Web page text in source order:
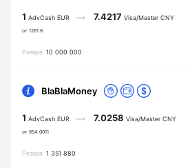
1 AdvCash EUR
от 1261.8
7.4217 Visa/Master CNY
Резерв 10 000 000
BlaBlaMoney
1 AdvCash EUR
от 854.0011
7.0258 Visa/Master CNY
Резерв 1 351 880